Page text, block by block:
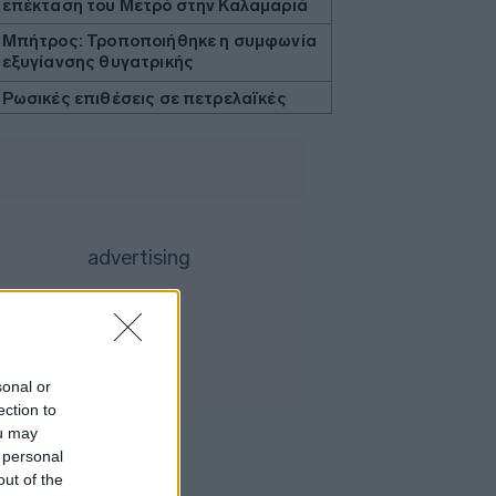
or
to
may
of the
επέκταση του Μετρό στην Καλαμαριά
Μπήτρος: Τροποποιήθηκε η συμφωνία
εξυγίανσης θυγατρικής
Ρωσικές επιθέσεις σε πετρελαϊκές
εγκαταστάσεις της Naftogaz στο
εμβόλια για την αντιμετώπιση της
Προς χαμηλό 10ετίας η παραγωγή
ζάχαρης στην Ευρώπη
- Ανάπτυξη αμυντικών τεχνολογιών σε
Ελλάδα και Κύπρο
Ο Τραμπ επιβάλλει δασμούς 15% σε
βασικά υλικά τσιπ για να αντιμετωπίσει
την Κίνα